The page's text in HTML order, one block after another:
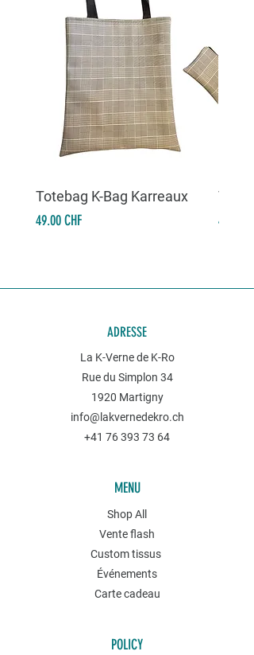
Totebag K-Bag Karreaux
Prix
49.00 CHF Prix
49.00
ADRESSE
La K-Verne de K-Ro
Rue du Simplon 34
1920 Martigny
info@lakvernedekro.ch
+41 76 393 73 64
MENU
Shop All
Vente flash
Custom tissus
Événements
Carte cadeau
POLICY